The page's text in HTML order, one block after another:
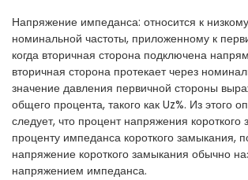
Напряжение импеданса: относится к
номинальной частоты, приложенному к
когда вторичная сторона подключена
вторичная сторона протекает через
значение давления первичной стороны
общего процента, такого как Uz%. Из этого
следует, что процент напряжения
проценту импеданса короткого замыкания,
напряжение короткого замыкания обычно
напряжением импеданса.